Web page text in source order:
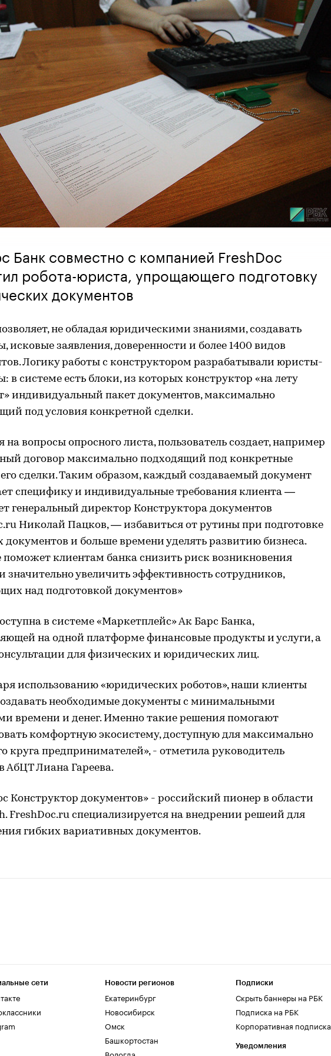
Банк совместно с компанией FreshDoc
робота-юриста, упрощающего подготовку
документов
не обладая юридическими знаниями, создавать
исковые заявления, доверенности и более 1400 видов
Логику работы с конструктором разрабатывали юристы-
в системе есть блоки, из которых конструктор «на лету
индивидуальный пакет документов, максимально
под условия конкретной сделки.
на вопросы опросного листа, пользователь создает, например
договор максимально подходящий под конкретные
сделки. Таким образом, каждый создаваемый документ
специфику и индивидуальные требования клиента —
генеральный директор Конструктора документов
Николай Пацков, — избавиться от рутины при подготовке
и больше времени уделять развитию бизнеса.
поможет клиентам банка снизить риск возникновения
значительно увеличить эффективность сотрудников,
над подготовкой документов»
в системе «Маркетплейс» Ак Барс Банка,
на одной платформе финансовые продукты и услуги, а
для физических и юридических лиц.
использованию «юридических роботов», наши клиенты
необходимые документы с минимальными
времени и денег. Именно такие решения помогают
комфортную экосистему, доступную для максимально
круга предпринимателей», - отметила руководитель
АбЦТ Лиана Гареева.
Конструктор документов» - российский пионер в области
FreshDoc.ru специализируется на внедрении решеий для
гибких вариативных документов.
сети Новости регионов
Екатеринбург
Новосибирск
Омск
Башкортостан
Вологда
Подписки
Скрыть баннеры на РБК
Подписка на РБК
Корпоративная подписка
Уведомления